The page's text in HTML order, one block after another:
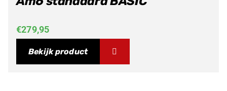
€279,95
Bekijk product